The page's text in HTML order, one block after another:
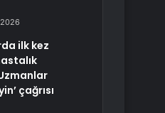
ilk kez
çağrısı